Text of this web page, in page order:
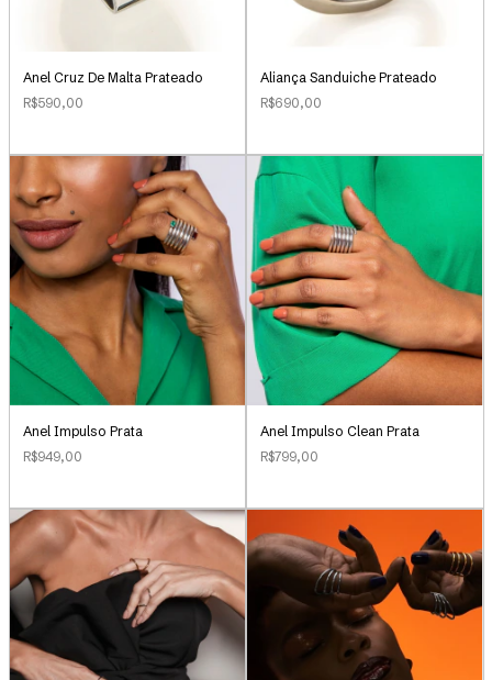
Anel Cruz De Malta Prateado
R$590,00
Aliança Sanduiche Prateado
R$690,00
Anel Impulso Prata
R$949,00
Anel Impulso Clean Prata
R$799,00